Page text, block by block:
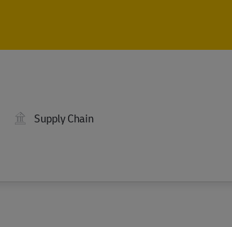
Supply Chain